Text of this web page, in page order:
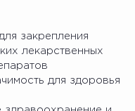
закрепления
лекарственных
для здоровья